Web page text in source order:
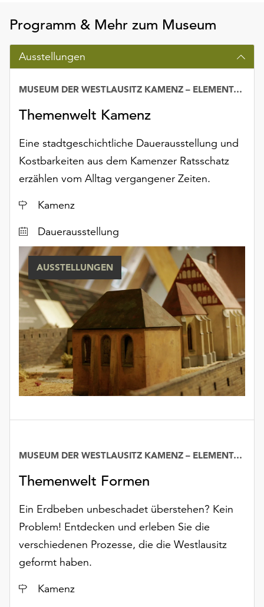
Weitere
Informationen
finden
Sie
unserer
oder
Impressum
Programm & Mehr zum Museum
Ausstellungen
Themenwelt Kamenz
MUSEUM DER WESTLAUSITZ KAMENZ – ELEMENTARIUM
Eine stadtgeschichtliche Dauerausstellung und
Kostbarkeiten aus dem Kamenzer Ratsschatz
erzählen vom Alltag vergangener Zeiten.
Ort
Kamenz
Datum
Dauerausstellung
AUSSTELLUNGEN
Themenwelt Formen
MUSEUM DER WESTLAUSITZ KAMENZ – ELEMENTARIUM
Ein Erdbeben unbeschadet überstehen? Kein
Problem! Entdecken und erleben Sie die
verschiedenen Prozesse, die die Westlausitz
geformt haben.
Ort
Kamenz
Datum